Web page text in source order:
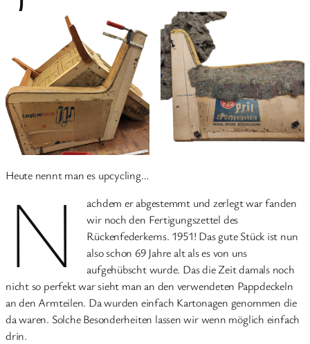
Heute nennt man es upcycling…
N
achdem er abgestemmt und zerlegt war fanden
wir noch den Fertigungszettel des
Rückenfederkerns. 1951! Das gute Stück ist nun
also schon 69 Jahre alt als es von uns
aufgehübscht wurde. Das die Zeit damals noch
nicht so perfekt war sieht man an den verwendeten Pappdeckeln
an den Armteilen. Da wurden einfach Kartonagen genommen die
da waren. Solche Besonderheiten lassen wir wenn möglich einfach
drin.